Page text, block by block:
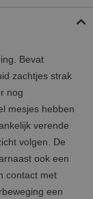
Bevat
zachtjes strak
nog
mesjes hebben
verende
volgen. De
ook een
contact met
een